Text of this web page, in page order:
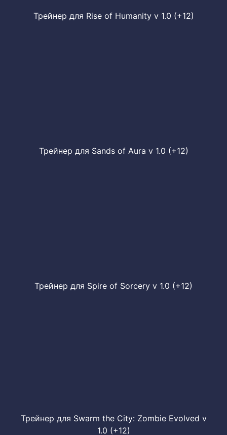
Трейнер для Rise of Humanity v 1.0 (+12)
Трейнер для Sands of Aura v 1.0 (+12)
Трейнер для Spire of Sorcery v 1.0 (+12)
Трейнер для Swarm the City: Zombie Evolved v
1.0 (+12)